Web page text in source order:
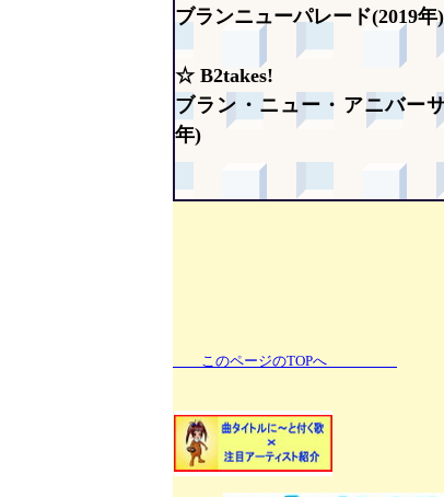
ブランニューパレード(2019年)
☆ B2takes!
ブラン・ニュー・アニバー
年)
このページのTOPへ